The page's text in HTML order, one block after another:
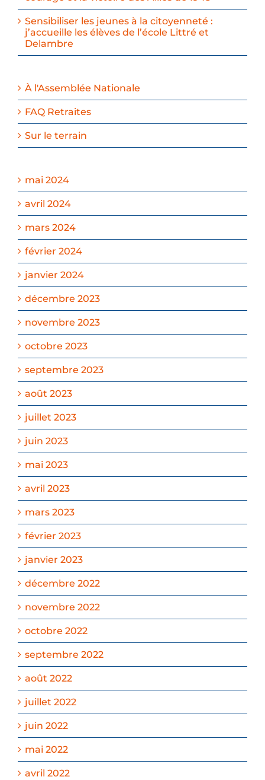
Sensibiliser les jeunes à la citoyenneté :
j’accueille les élèves de l’école Littré et
Delambre
À l'Assemblée Nationale
FAQ Retraites
Sur le terrain
mai 2024
avril 2024
mars 2024
février 2024
janvier 2024
décembre 2023
novembre 2023
octobre 2023
septembre 2023
août 2023
juillet 2023
juin 2023
mai 2023
avril 2023
mars 2023
février 2023
janvier 2023
décembre 2022
novembre 2022
octobre 2022
septembre 2022
août 2022
juillet 2022
juin 2022
mai 2022
avril 2022